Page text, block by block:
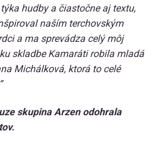
hudby a čiastočne aj textu,
naším terchovským
a ma sprevádza celý môj
skladbe Kamaráti robila mladá
Michálková, ktorá to celé
skupina Arzen odohrala